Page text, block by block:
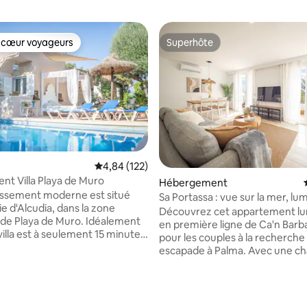
base de 132 commentaires : 4,95 sur 5
cœur voyageurs
voyageurs
Évaluation moyenne sur la base de 122
4,84 (122)
Villa Playa de Muro
moderne est situé
d'Alcudia, dans la zone
Playa de Muro. Idéalement
est à seulement 15 minutes
Superhôte
Superhôte
Hébergement
Sa Portassa : vue sur la mer,
terrasse à Palma
Découvrez cet appartement
en première ligne de Ca'n
pour les couples à la
escapade à Palma. Avec une chambre (lit